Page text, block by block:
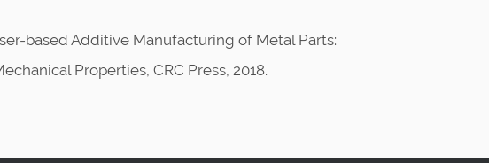
based Additive Manufacturing of Metal Parts:
Properties, CRC Press, 2018.